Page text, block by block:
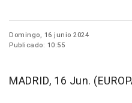
Domingo, 16 junio 2024
Publicado: 10:55
MADRID, 16 Jun.